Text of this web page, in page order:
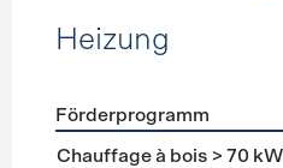
Heizung
Förderprogramme Heizung
Förderprogramm
Chauffage à bois > 70 kW